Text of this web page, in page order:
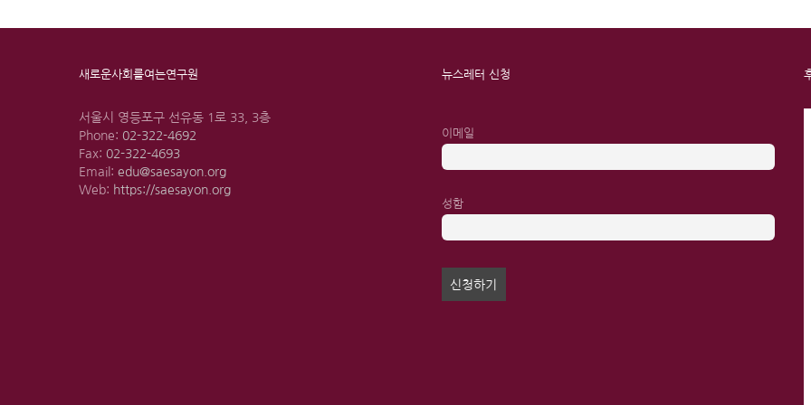
새로운사회를여는연구원
서울시 영등포구 선유동 1로 33, 3층
Phone: 02-322-4692
Fax: 02-322-4693
Email: edu@saesayon.org
Web: https://saesayon.org
뉴스레터 신청
이메일
성함